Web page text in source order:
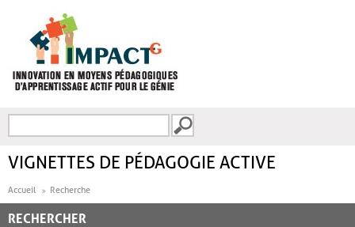
FORMULAIRE DE
VIGNETTES DE PÉDAGOGIE ACTIVE
Accueil Recherche
RECHERCHER